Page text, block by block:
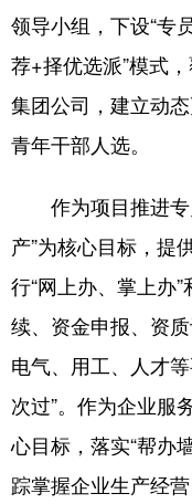
领导小组，下设“专
荐+择优选派”模式
集团公司，建立动
青年干部人选。
作为项目推进专
产”为核心目标，提
行“网上办、掌上办
续、资金申报、资
电气、用工、人才
次过”。作为企业服
心目标，落实“帮办
踪掌握企业生产经